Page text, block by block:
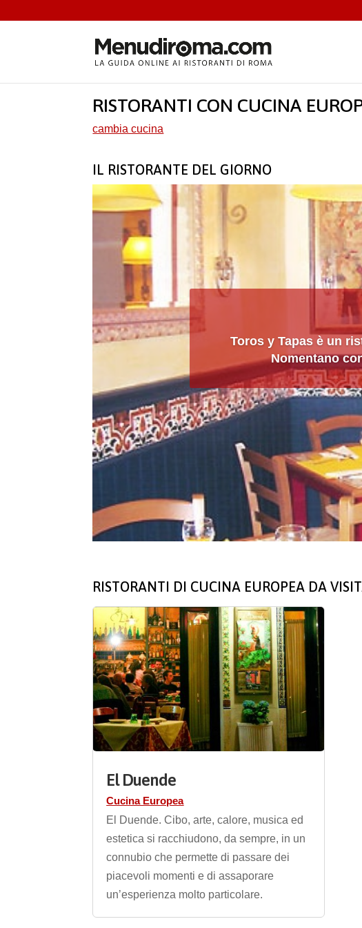
RISTORANTI CON CUCINA
cambia cucina
IL RISTORANTE DEL GIORNO
Toros y Tapas è un
Nomentano
RISTORANTI DI CUCINA EUROPEA DA
El Duende
Cucina Europea
El Duende. Cibo, arte, calore, musica ed
estetica si racchiudono, da sempre, in un
connubio che permette di passare dei
piacevoli momenti e di assaporare
un’esperienza molto particolare.